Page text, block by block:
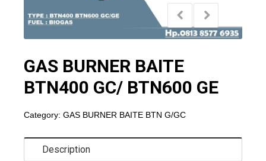
GAS BURNER BAITE
BTN400 GC/ BTN600 GE
Category: GAS BURNER BAITE BTN G/GC
Description